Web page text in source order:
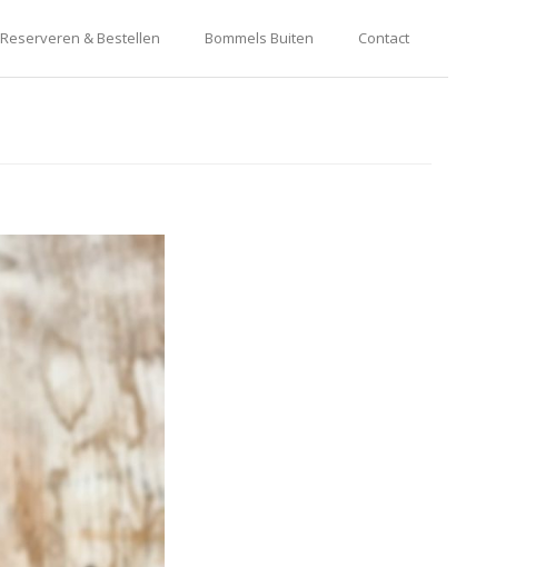
Reserveren & Bestellen Bommels Buiten Contact